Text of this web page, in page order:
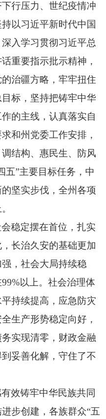
行压力、 世纪疫情冲
以习近平新时代中国
深入学习贯彻习近平总
重要指示批示精神，
治疆方略， 牢牢扭住
标， 坚持把铸牢中华
的主线， 认真落实自
和州党委工作安排，
调结构、 惠民生、
防风
五”主要目标任务， 中
坚实步伐， 全州各项
稳定摆在首位，扎实
长治久安的基础更加
， 社会大局持续稳
以上。 社会治理体
持续提高， 应急防灾
生产形势稳定向好，
实现清零， 财政金融
妥善化解， 守住了不
效铸牢中华民族共同
步创建， 各族群众“五